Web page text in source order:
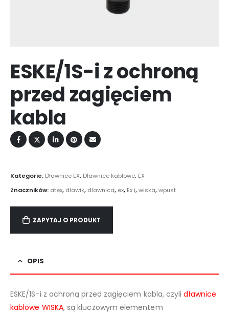
ESKE/1S-i z ochroną
przed zagięciem
kabla
Kategorie: Dławnice EX, Dławnice kablowe, EX
Znaczników: atex, dławik, dławnica, ex, Ex i,wiska,wpust
ZAPYTAJ O PRODUKT
OPIS
ESKE/1S-i z ochroną przed zagięciem kabla, czylidławnice
kablowe WISKA, są kluczowym elementem